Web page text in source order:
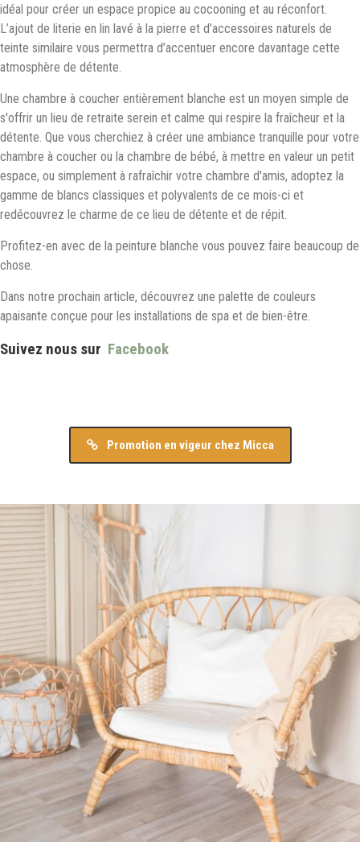
idéal pour créer un espace propice au cocooning et au réconfort.
L’ajout de literie en lin lavé à la pierre et d’accessoires naturels de
teinte similaire vous permettra d’accentuer encore davantage cette
atmosphère de détente.
Une chambre à coucher entièrement blanche est un moyen simple de
s'offrir un lieu de retraite serein et calme qui respire la fraîcheur et la
détente. Que vous cherchiez à créer une ambiance tranquille pour votre
chambre à coucher ou la chambre de bébé, à mettre en valeur un petit
espace, ou simplement à rafraîchir votre chambre d'amis, adoptez la
gamme de blancs classiques et polyvalents de ce mois-ci et
redécouvrez le charme de ce lieu de détente et de répit.
Profitez-en avec de la peinture blanche vous pouvez faire beaucoup de
chose.
Dans notre prochain article, découvrez une palette de couleurs
apaisante conçue pour les installations de spa et de bien-être.
Suivez nous sur Facebook
Promotion en vigeur chez Micca